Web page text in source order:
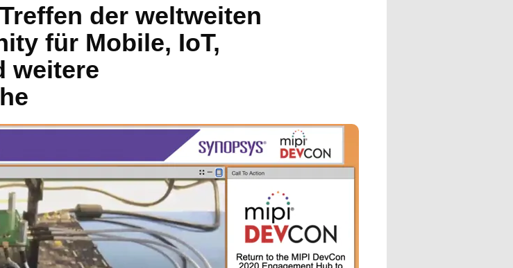
der weltweiten
für Mobile, IoT,
weitere